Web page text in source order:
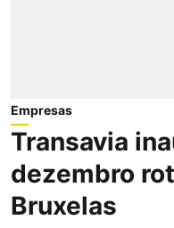
Empresas
Transavia
dezembro
Bruxelas